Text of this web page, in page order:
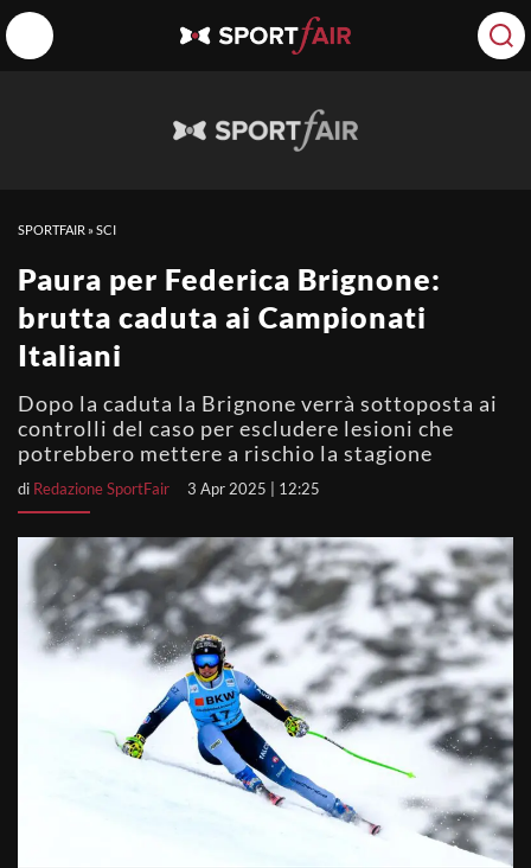
SPORTFAIR »SCI
Paura per Federica Brignone:
brutta caduta ai Campionati
Italiani
Dopo la caduta la Brignone verrà sottoposta ai
controlli del caso per escludere lesioni che
potrebbero mettere a rischio la stagione
di Redazione SportFair 3 Apr 2025 | 12:25